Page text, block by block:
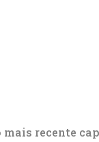
recente